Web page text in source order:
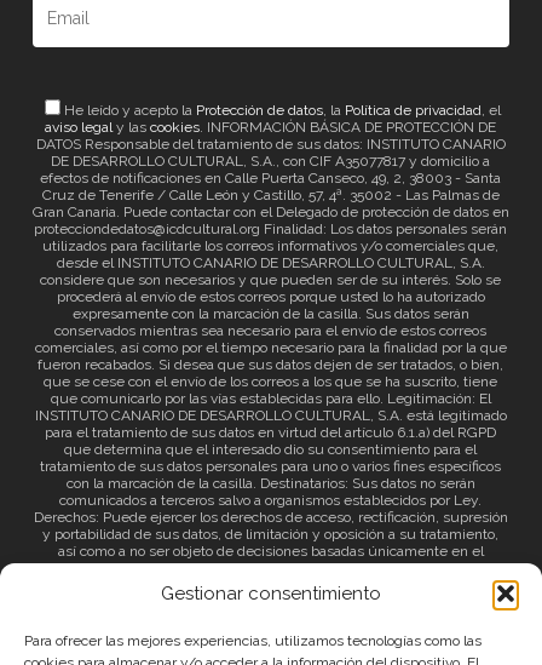
Gestionar consentimiento
Para ofrecer las mejores experiencias, utilizamos tecnologías como las
He leído y acepto la Protección de datos, la Política de privacidad, el
aviso legaly lascookies. INFORMACIÓN BÁSICA DE PROTECCIÓN DE
DATOS Responsable del tratamiento de sus datos: INSTITUTO CANARIO
DE DESARROLLO CULTURAL, S.A., con CIF A35077817 y domicilio a
efectos de notificaciones en Calle Puerta Canseco, 49, 2, 38003 - Santa
Cruz de Tenerife / Calle León y Castillo, 57, 4ª. 35002 - Las Palmas de
Gran Canaria. Puede contactar con el Delegado de protección de datos en
protecciondedatos@icdcultural.org Finalidad: Los datos personales serán
utilizados para facilitarle los correos informativos y/o comerciales que,
desde el INSTITUTO CANARIO DE DESARROLLO CULTURAL, S.A.
considere que son necesarios y que pueden ser de su interés. Solo se
procederá al envío de estos correos porque usted lo ha autorizado
expresamente con la marcación de la casilla. Sus datos serán
conservados mientras sea necesario para el envío de estos correos
comerciales, así como por el tiempo necesario para la finalidad por la que
fueron recabados. Si desea que sus datos dejen de ser tratados, o bien,
que se cese con el envío de los correos a los que se ha suscrito, tiene
que comunicarlo por las vías establecidas para ello. Legitimación: El
INSTITUTO CANARIO DE DESARROLLO CULTURAL, S.A. está legitimado
para el tratamiento de sus datos en virtud del artículo 6.1.a) del RGPD
que determina que el interesado dio su consentimiento para el
tratamiento de sus datos personales para uno o varios fines específicos
con la marcación de la casilla. Destinatarios: Sus datos no serán
comunicados a terceros salvo a organismos establecidos por Ley.
Derechos: Puede ejercer los derechos de acceso, rectificación, supresión
y portabilidad de sus datos, de limitación y oposición a su tratamiento,
así como a no ser objeto de decisiones basadas únicamente en el
tratamiento automatizado de sus datos y revocar el consentimiento
prestado. Información adicional: Puede consultar la información adicional
a través del siguienteenlace.